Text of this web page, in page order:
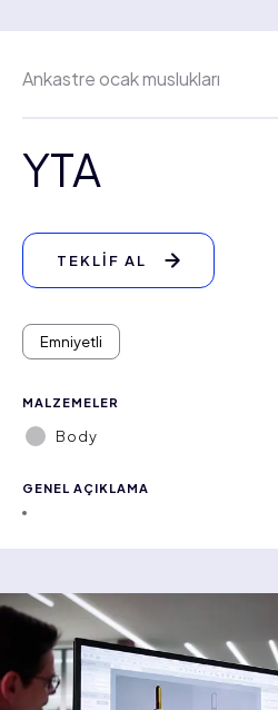
YTA
Ankastre ocak muslukları
Emniyetli
MALZEMELER
Body
GENEL AÇIKLAMA
TEKLİF AL